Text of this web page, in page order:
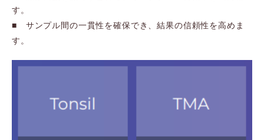
す。
■ サンプル間の一貫性を確保でき、結果の信頼性を高めま
す。